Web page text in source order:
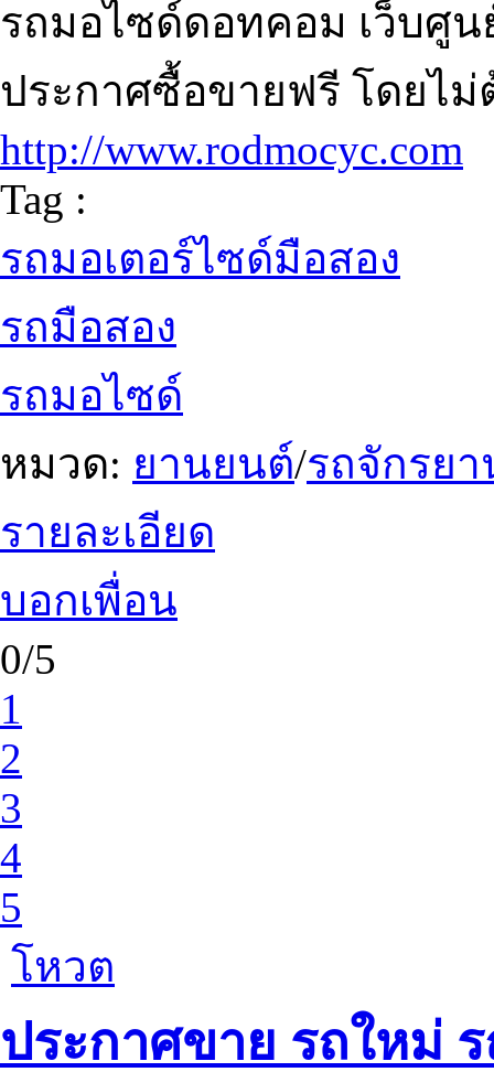
รถมอไซด์ดอทคอม เว็บศูน
ประกาศซื้อขายฟรี โดยไ
http://www.rodmocyc.com
Tag :
รถมอเตอร์ไซด์มือสอง
รถมือสอง
รถมอไซด์
หมวด: ยานยนต์/รถจักรย
รายละเอียด
บอกเพื่อน
0/5
1
2
3
4
5
โหวต
ประกาศขาย รถใหม่